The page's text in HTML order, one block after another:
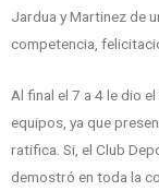
Jardua y Martinez de
competencia,
Al final el 7 a 4 le dio
equipos, ya que
ratifica. Si, el Club
demostró en toda la